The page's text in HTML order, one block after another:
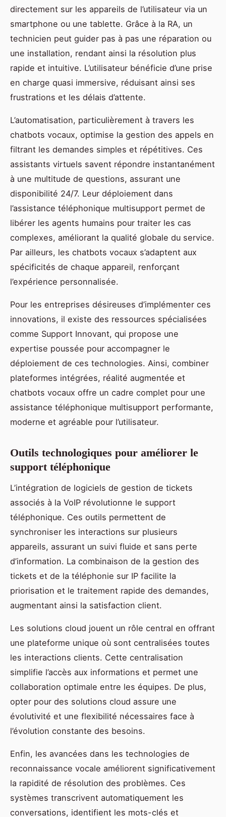
directement sur les appareils de l’utilisateur via un
smartphone ou une tablette. Grâce à la RA, un
technicien peut guider pas à pas une réparation ou
une installation, rendant ainsi la résolution plus
rapide et intuitive. L’utilisateur bénéficie d’une prise
en charge quasi immersive, réduisant ainsi ses
frustrations et les délais d’attente.
L’automatisation, particulièrement à travers les
chatbots vocaux, optimise la gestion des appels en
filtrant les demandes simples et répétitives. Ces
assistants virtuels savent répondre instantanément
à une multitude de questions, assurant une
disponibilité 24/7. Leur déploiement dans
l’assistance téléphonique multisupport permet de
libérer les agents humains pour traiter les cas
complexes, améliorant la qualité globale du service.
Par ailleurs, les chatbots vocaux s’adaptent aux
spécificités de chaque appareil, renforçant
l’expérience personnalisée.
Pour les entreprises désireuses d’implémenter ces
innovations, il existe des ressources spécialisées
comme Support Innovant, qui propose une
expertise poussée pour accompagner le
déploiement de ces technologies. Ainsi, combiner
plateformes intégrées, réalité augmentée et
chatbots vocaux offre un cadre complet pour une
assistance téléphonique multisupport performante,
moderne et agréable pour l’utilisateur.
Outils technologiques pour améliorer le
support téléphonique
L’intégration de logiciels de gestion de tickets
associés à la VoIP révolutionne le support
téléphonique. Ces outils permettent de
synchroniser les interactions sur plusieurs
appareils, assurant un suivi fluide et sans perte
d’information. La combinaison de la gestion des
tickets et de la téléphonie sur IP facilite la
priorisation et le traitement rapide des demandes,
augmentant ainsi la satisfaction client.
Les solutions cloud jouent un rôle central en offrant
une plateforme unique où sont centralisées toutes
les interactions clients. Cette centralisation
simplifie l’accès aux informations et permet une
collaboration optimale entre les équipes. De plus,
opter pour des solutions cloud assure une
évolutivité et une flexibilité nécessaires face à
l’évolution constante des besoins.
Enfin, les avancées dans les technologies de
reconnaissance vocale améliorent significativement
la rapidité de résolution des problèmes. Ces
systèmes transcrivent automatiquement les
conversations, identifient les mots-clés et